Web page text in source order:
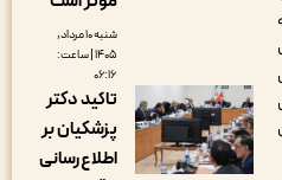
شنبه ۱۰ مرداد,
۱۴۰۵ | ساعت:
تاکید دکتر
پزشکیان بر
اطلاع‌رسانی